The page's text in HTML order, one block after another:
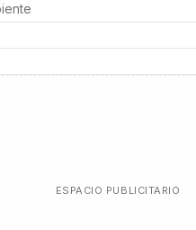
ESPACIO PUBLICITARIO